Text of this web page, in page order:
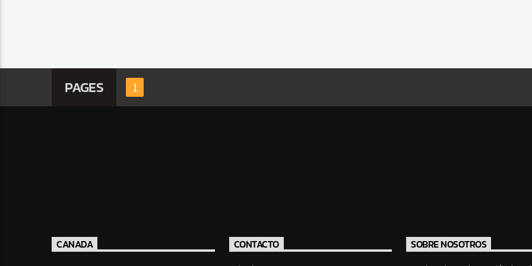
PAGES 1
CANADA CONTACTO SOBRE NOSOTROS